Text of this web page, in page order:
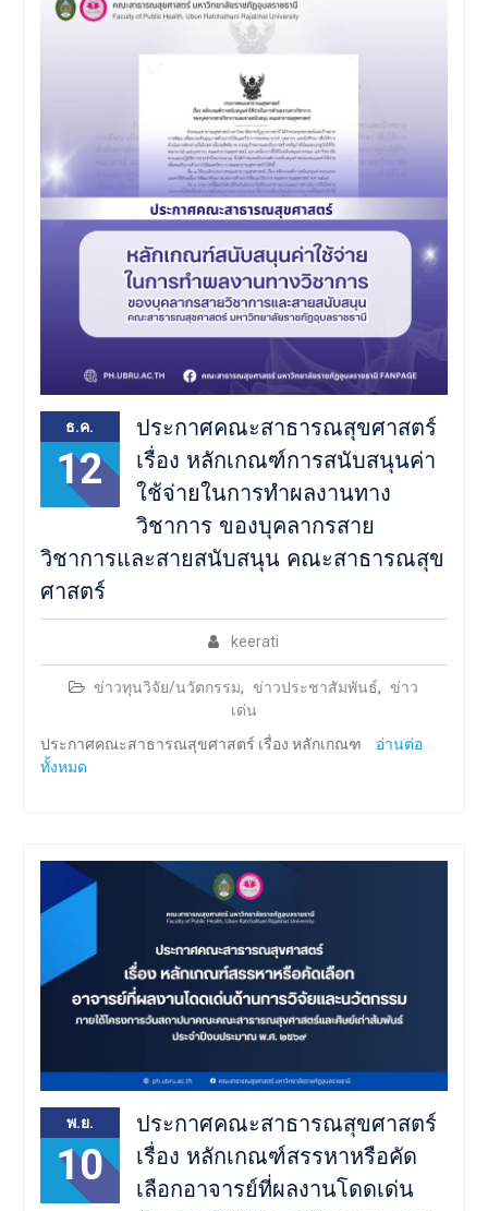
ธ.ค.
12
ประกาศคณะสาธารณสุขศาสตร์
เรื่อง หลักเกณฑ์การสนับสนุนค่า
ใช้จ่ายในการทำผลงานทาง
วิชาการ ของบุคลากรสาย
วิชาการและสายสนับสนุน คณะสาธารณสุข
ศาสตร์
keerati
ข่าวทุนวิจัย/นวัตกรรม, ข่าวประชาสัมพันธ์, ข่าว
เด่น
ประกาศคณะสาธารณสุขศาสตร์ เรื่อง หลักเกณฑ
อ่านต่อ
ทั้งหมด
พ.ย.
10
ประกาศคณะสาธารณสุขศาสตร์
เรื่อง หลักเกณฑ์สรรหาหรือคัด
เลือกอาจารย์ที่ผลงานโดดเด่น